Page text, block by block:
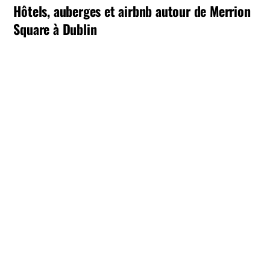
Hôtels, auberges et airbnb autour de Merrion
Square à Dublin